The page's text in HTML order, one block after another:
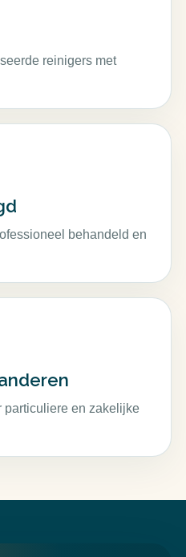
reinigers met
behandeld en
particuliere en zakelijke